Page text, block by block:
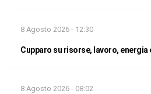
8 Agosto 2026 - 12:30
Cupparo su risorse, lavoro, energia
8 Agosto 2026 - 08:02